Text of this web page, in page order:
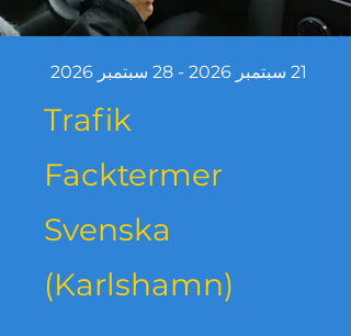
Trafik
Facktermer
Svenska​
(Karlshamn)
21 سبتمبر 2026 - 28 سبتمبر 2026